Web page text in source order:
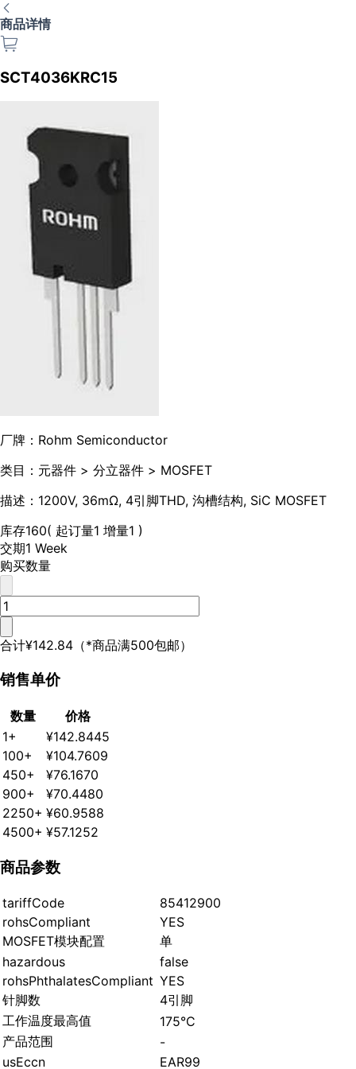
商品详情
SCT4036KRC15
厂牌： Rohm Semiconductor
类目： 元器件 > 分立器件 > MOSFET
描述： 1200V, 36mΩ, 4引脚THD, 沟槽结构, SiC MOSFET
库存160( 起订量1 增量1 )
交期1 Week
购买数量
合计¥142.84 （*商品满500包邮）
销售单价
数量
价格
1+
¥142.8445
100+
¥104.7609
450+
¥76.1670
900+
¥70.4480
2250+ ¥60.9588
4500+ ¥57.1252
商品参数
tariffCode
85412900
rohsCompliant
YES
MOSFET模块配置
单
hazardous
false
rohsPhthalatesCompliant YES
针脚数
4引脚
工作温度最高值
175°C
产品范围
-
usEccn
EAR99